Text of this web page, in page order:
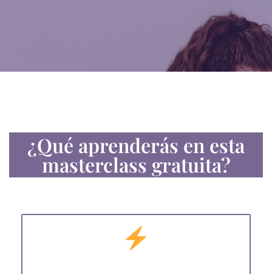
¿Qué aprenderás en esta
masterclass gratuita?
Descubre cómo el ejercicio puede